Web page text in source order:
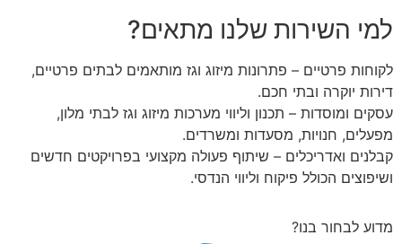
למי השירות שלנו מתאים?
לקוחות פרטיים – פתרונות מיזוג וגז מותאמים לבתים פרטיים,
דירות יוקרה ובתי חכם.
עסקים ומוסדות – תכנון וליווי מערכות מיזוג וגז לבתי מלון,
מפעלים, חנויות, מסעדות ומשרדים.
קבלנים ואדריכלים – שיתוף פעולה מקצועי בפרויקטים חדשים
ושיפוצים הכולל פיקוח וליווי הנדסי.
מדוע לבחור בנו?